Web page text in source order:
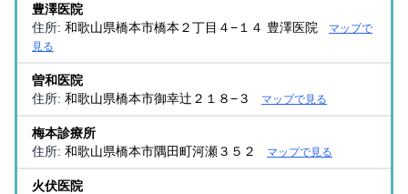
豊澤医院
住所: 和歌山県橋本市橋本２丁目４−１４ 豊澤医院
マップで
見る
曽和医院
住所: 和歌山県橋本市御幸辻２１８−３ マップで見る
梅本診療所
住所: 和歌山県橋本市隅田町河瀬３５２ マップで見る
火伏医院